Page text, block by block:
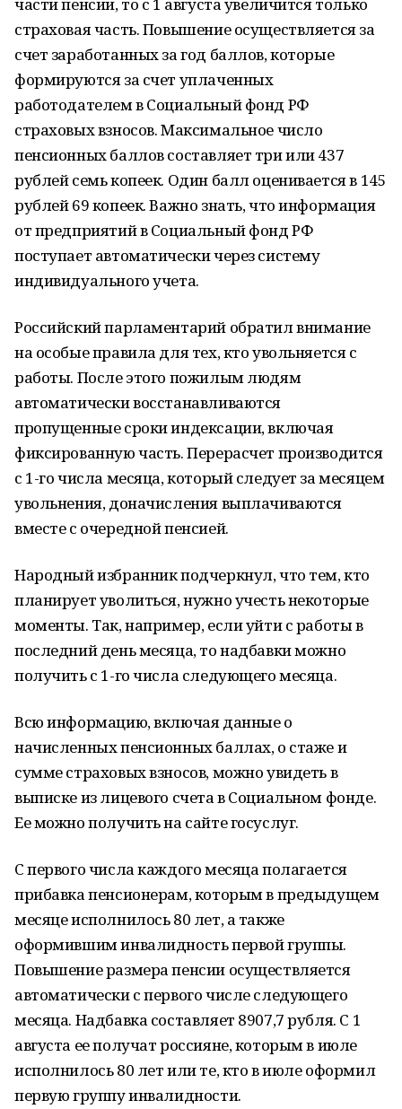
страховая часть. Повышение осуществляется за
счет заработанных за год баллов, которые
формируются за счет уплаченных
работодателем в Социальный фонд РФ
страховых взносов. Максимальное число
пенсионных баллов составляет три или 437
рублей семь копеек. Один балл оценивается в 145
рублей 69 копеек. Важно знать, что информация
от предприятий в Социальный фонд РФ
поступает автоматически через систему
индивидуального учета.
Российский парламентарий обратил внимание
на особые правила для тех, кто увольняется с
работы. После этого пожилым людям
автоматически восстанавливаются
пропущенные сроки индексации, включая
фиксированную часть. Перерасчет производится
с 1-го числа месяца, который следует за месяцем
увольнения, доначисления выплачиваются
вместе с очередной пенсией.
Народный избранник подчеркнул, что тем, кто
планирует уволиться, нужно учесть некоторые
моменты. Так, например, если уйти с работы в
последний день месяца, то надбавки можно
получить с 1-го числа следующего месяца.
Всю информацию, включая данные о
начисленных пенсионных баллах, о стаже и
сумме страховых взносов, можно увидеть в
выписке из лицевого счета в Социальном фонде.
Ее можно получить на сайте госуслуг.
С первого числа каждого месяца полагается
прибавка пенсионерам, которым в предыдущем
месяце исполнилось 80 лет, а также
оформившим инвалидность первой группы.
Повышение размера пенсии осуществляется
автоматически с первого числе следующего
месяца. Надбавка составляет 8907,7 рубля. С 1
августа ее получат россияне, которым в июле
исполнилось 80 лет или те, кто в июле оформил
первую группу инвалидности.